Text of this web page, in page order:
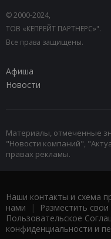
© 2000-2024,
ТОВ «КЕПРЕЙТ ПАРТНЕРС»".
Все права защищены.
Афиша
Новости
Материалы, отмеченные
"Новости компаний",
правах рекламы.
Наши контакты и схема
нами | Разместить
Пользовательское
конфиденциальности и